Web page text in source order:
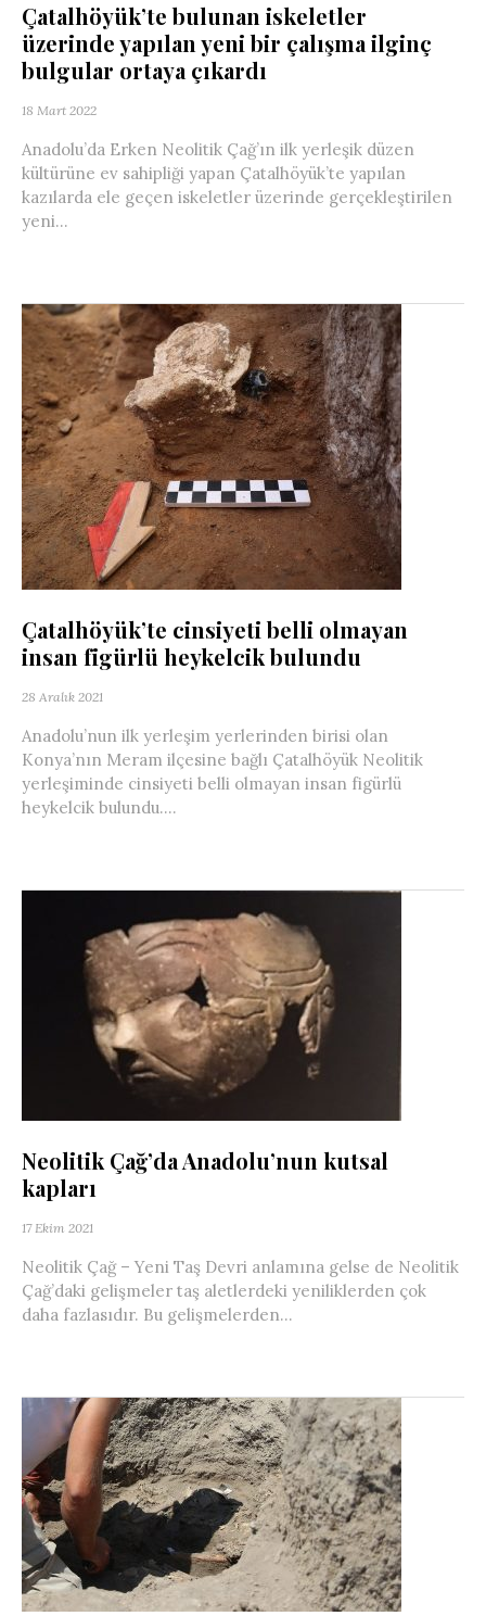
Çatalhöyük’te bulunan iskeletler
üzerinde yapılan yeni bir çalışma ilginç
bulgular ortaya çıkardı
18 Mart 2022
Anadolu’da Erken Neolitik Çağ’ın ilk yerleşik düzen
kültürüne ev sahipliği yapan Çatalhöyük’te yapılan
kazılarda ele geçen iskeletler üzerinde gerçekleştirilen
yeni...
Çatalhöyük’te cinsiyeti belli olmayan
insan figürlü heykelcik bulundu
28 Aralık 2021
Anadolu’nun ilk yerleşim yerlerinden birisi olan
Konya’nın Meram ilçesine bağlı Çatalhöyük Neolitik
yerleşiminde cinsiyeti belli olmayan insan figürlü
heykelcik bulundu....
Neolitik Çağ’da Anadolu’nun kutsal
kapları
17 Ekim 2021
Neolitik Çağ – Yeni Taş Devri anlamına gelse de Neolitik
Çağ’daki gelişmeler taş aletlerdeki yeniliklerden çok
daha fazlasıdır. Bu gelişmelerden...